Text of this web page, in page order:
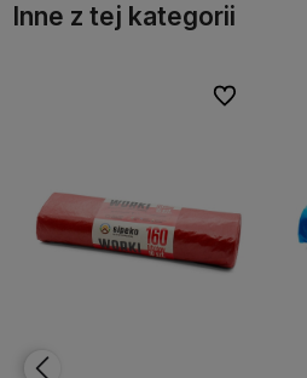
Inne z tej kategorii
Do ulubionych
Do ulubionych